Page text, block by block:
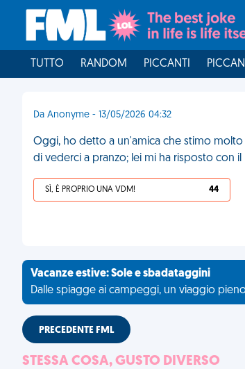
TUTTO RANDOM PICCANTI
Da Anonyme - 13/05/2026 04:32
Oggi, ho detto a un'amica che stimo
di vederci a pranzo; lei mi ha risposto con il
SÌ, È PROPRIO UNA VDM! 44
Vacanze estive: Sole e sbadataggini
Dalle spiagge ai campeggi, un viaggio
PRECEDENTE FML
STESSA COSA, GUSTO DIVERSO